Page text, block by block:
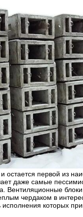
первой из
даже самые
Вентиляционные
чердаком в
которых